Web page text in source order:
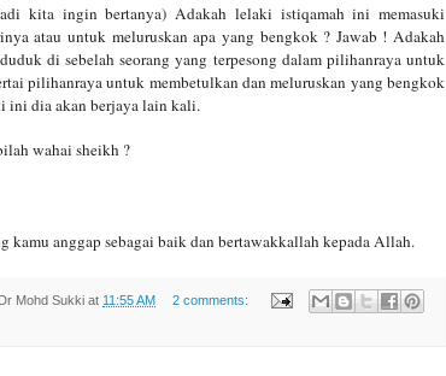
kita ingin bertanya) Adakah lelaki istiqamah ini memasuki
atau untuk meluruskan apa yang bengkok ? Jawab ! Adakah
di sebelah seorang yang terpesong dalam pilihanraya untuk
pilihanraya untuk membetulkan dan meluruskan yang bengkok
ini dia akan berjaya lain kali.
wahai sheikh ?
kamu anggap sebagai baik dan bertawakkallah kepada Allah.
Mohd Sukki at 11:55 AM 2 comments: